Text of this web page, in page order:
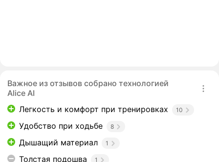
Важное из отзывов собрано технологией
Alice AI
Легкость и комфорт при тренировках
10
Удобство при ходьбе 8
Дышащий материал 1
Толстая подошва 1